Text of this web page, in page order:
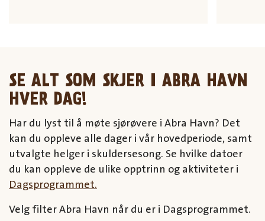
SE ALT SOM SKJER I ABRA HAVN
HVER DAG!
Har du lyst til å møte sjørøvere i Abra Havn? Det
kan du oppleve alle dager i vår hovedperiode, samt
utvalgte helger i skuldersesong. Se hvilke datoer
du kan oppleve de ulike opptrinn og aktiviteter i
Dagsprogrammet.
Velg filter Abra Havn når du er i Dagsprogrammet.